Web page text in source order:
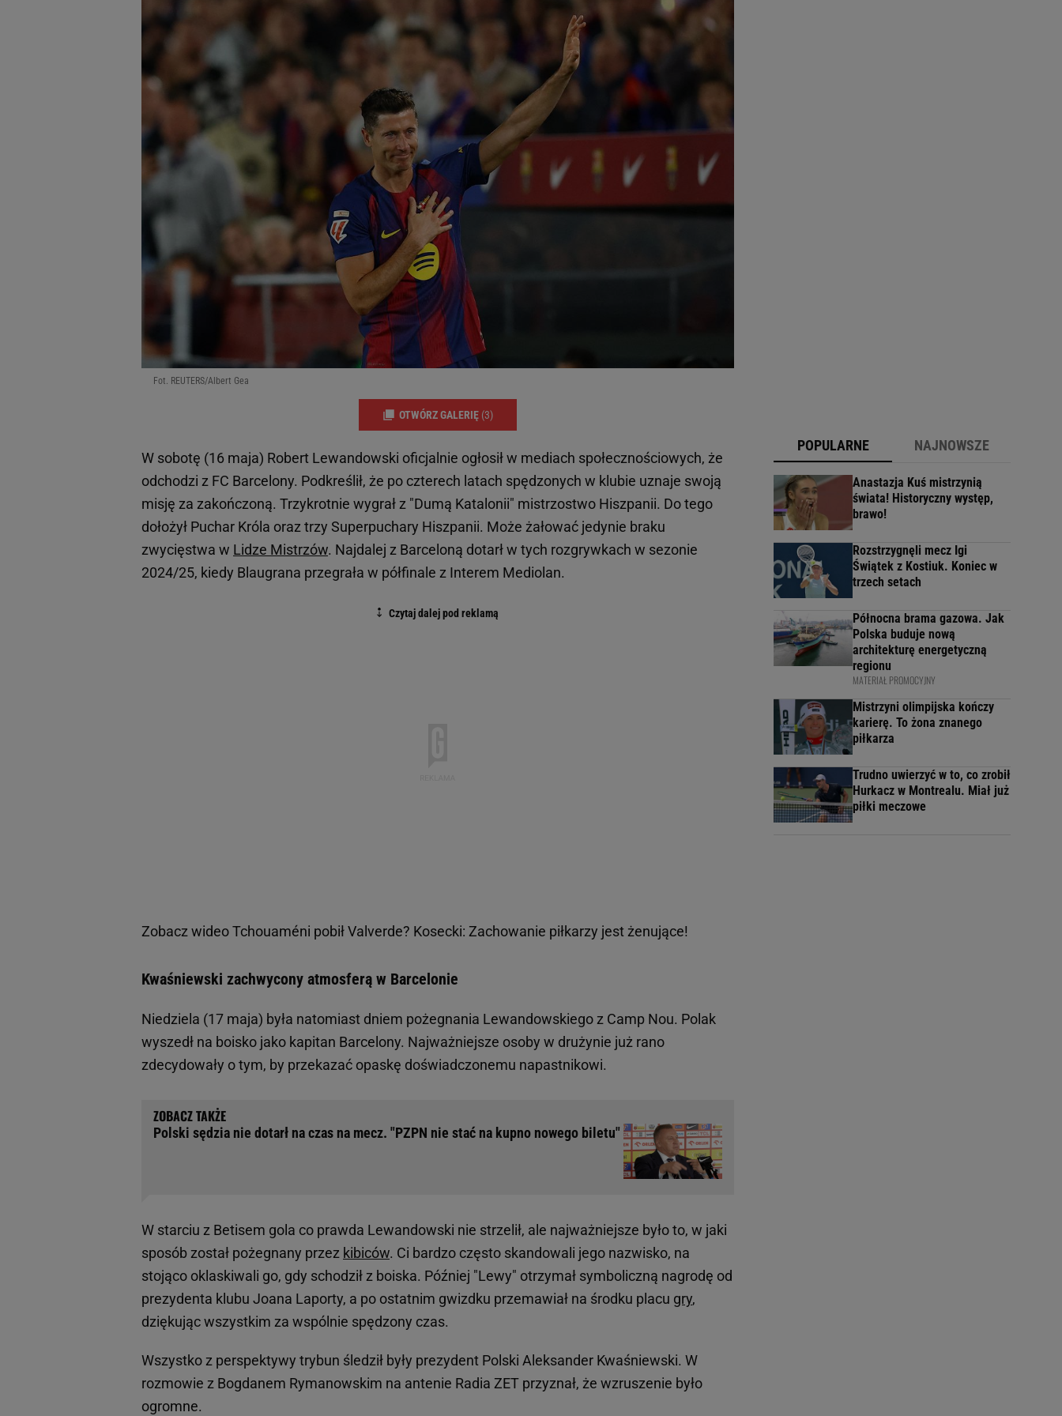
Fot. REUTERS/Albert Gea
OTWÓRZ GALERIĘ (3)
W sobotę (16 maja) Robert Lewandowski oficjalnie ogłosił w mediach społecznościowych, że
odchodzi z FC Barcelony. Podkreślił, że po czterech latach spędzonych w klubie uznaje swoją
misję za zakończoną. Trzykrotnie wygrał z "Dumą Katalonii" mistrzostwo Hiszpanii. Do tego
dołożył Puchar Króla oraz trzy Superpuchary Hiszpanii. Może żałować jedynie braku
zwycięstwa w Lidze Mistrzów. Najdalej z Barceloną dotarł w tych rozgrywkach w sezonie
2024/25, kiedy Blaugrana przegrała w półfinale z Interem Mediolan.
Zobacz wideoTchouaméni pobił Valverde? Kosecki: Zachowanie piłkarzy jest żenujące!
Kwaśniewski zachwycony atmosferą w Barcelonie
Niedziela (17 maja) była natomiast dniem pożegnania Lewandowskiego z Camp Nou. Polak
wyszedł na boisko jako kapitan Barcelony. Najważniejsze osoby w drużynie już rano
zdecydowały o tym, by przekazać opaskę doświadczonemu napastnikowi.
Polski sędzia nie dotarł na czas na mecz. "PZPN nie stać na kupno nowego biletu"
W starciu z Betisem gola co prawda Lewandowski nie strzelił, ale najważniejsze było to, w jaki
sposób został pożegnany przez kibiców. Ci bardzo często skandowali jego nazwisko, na
stojąco oklaskiwali go, gdy schodził z boiska. Później "Lewy" otrzymał symboliczną nagrodę od
prezydenta klubu Joana Laporty, a po ostatnim gwizdku przemawiał na środku placu gry,
dziękując wszystkim za wspólnie spędzony czas.
Wszystko z perspektywy trybun śledził były prezydent Polski Aleksander Kwaśniewski. W
rozmowie z Bogdanem Rymanowskim na antenie Radia ZET przyznał, że wzruszenie było
ogromne.
POPULARNE NAJNOWSZE
Anastazja Kuś mistrzynią
świata! Historyczny występ,
brawo!
Rozstrzygnęli mecz Igi
Świątek z Kostiuk. Koniec w
trzech setach
Północna brama gazowa. Jak
Polska buduje nową
architekturę energetyczną
regionu
MATERIAŁ PROMOCYJNY
Mistrzyni olimpijska kończy
karierę. To żona znanego
piłkarza
Trudno uwierzyć w to, co zrobił
Hurkacz w Montrealu. Miał już
piłki meczowe